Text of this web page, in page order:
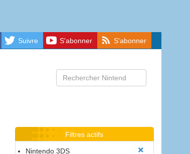
Suivre S'abonner S'abonner
Filtres actifs
Nintendo 3DS